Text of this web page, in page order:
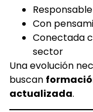
Con
Conectada
sector
Una evolución
buscan
actualizada.